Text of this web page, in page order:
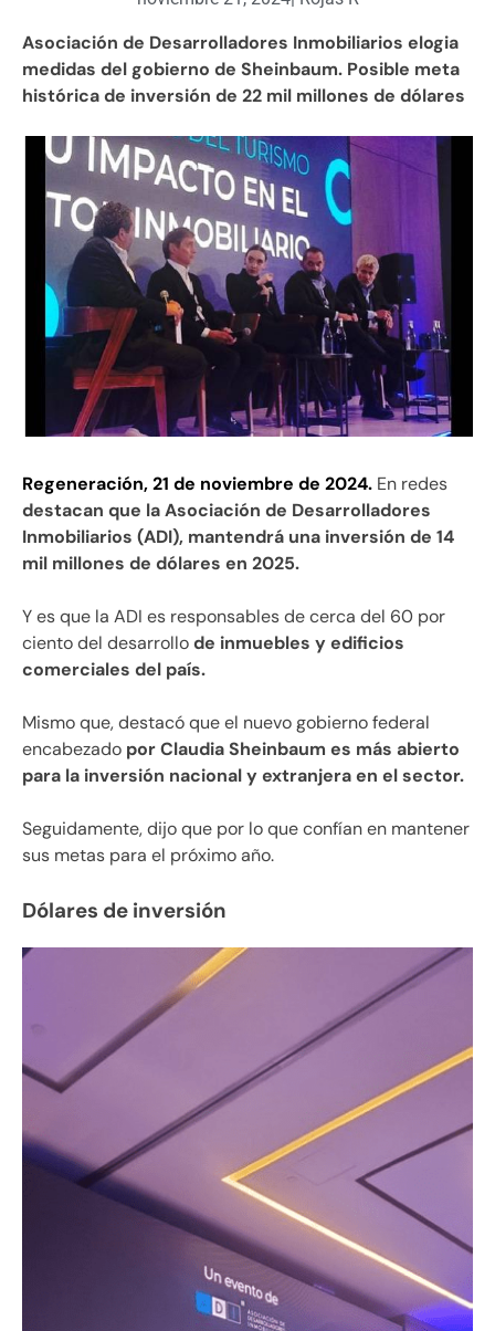
Asociación de Desarrolladores Inmobiliarios elogia
medidas del gobierno de Sheinbaum. Posible meta
histórica de inversión de 22 mil millones de dólares
Regeneración, 21 de noviembre de 2024. En redes
destacan que la Asociación de Desarrolladores
Inmobiliarios (ADI), mantendrá una inversión de 14
mil millones de dólares en 2025.
Y es que la ADI es responsables de cerca del 60 por
ciento del desarrollode inmuebles y edificios
comerciales del país.
Mismo que, destacó que el nuevo gobierno federal
encabezado por Claudia Sheinbaum es más abierto
para la inversión nacional y extranjera en el sector.
Seguidamente, dijo que por lo que confían en mantener
sus metas para el próximo año.
Dólares de inversión